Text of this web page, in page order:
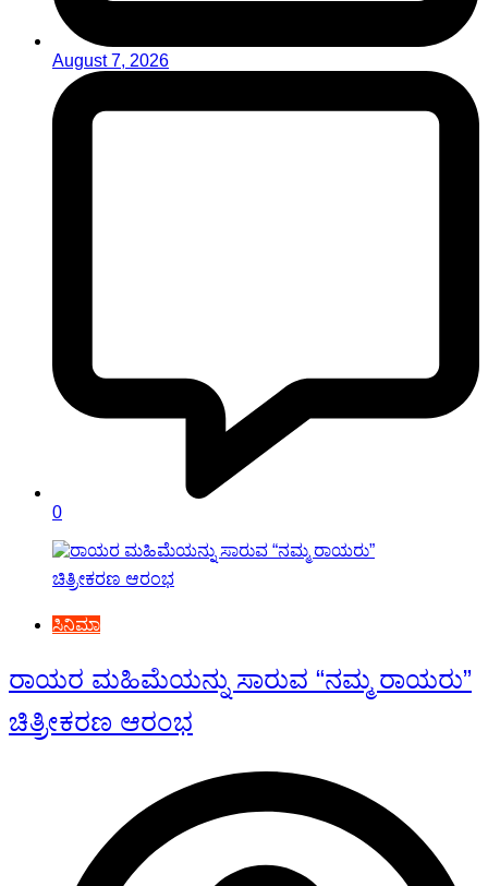
August 7, 2026
0
ಸಿನಿಮಾ
ರಾಯರ ಮಹಿಮೆಯನ್ನು ಸಾರುವ “ನಮ್ಮ ರಾಯರು”
ಚಿತ್ರೀಕರಣ ಆರಂಭ